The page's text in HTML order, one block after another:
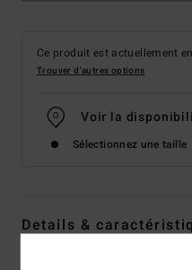
Ce produit est actuellement
Trouver d'autres options
Voir la
Sélectionnez une taille
Details &